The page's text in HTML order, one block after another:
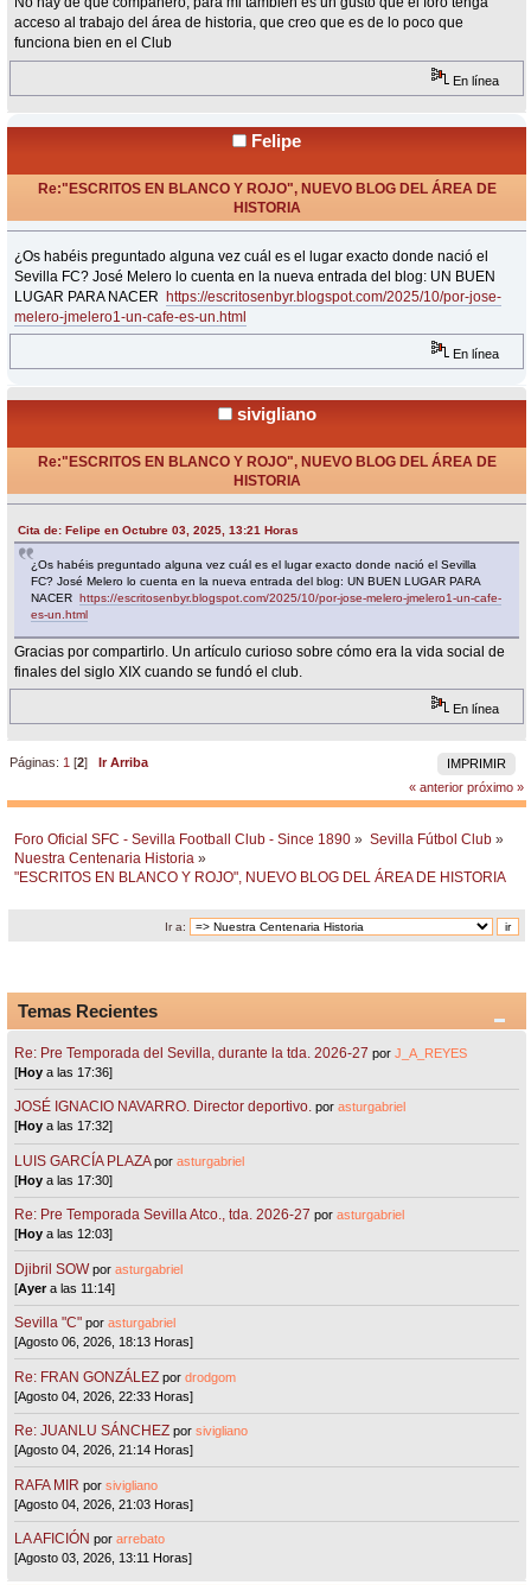
acceso al trabajo del área de historia, que creo que es de lo poco que
funciona bien en el Club
En línea
Felipe
Re:"ESCRITOS EN BLANCO Y ROJO", NUEVO BLOG DEL ÁREA DE
HISTORIA
¿Os habéis preguntado alguna vez cuál es el lugar exacto donde nació el
Sevilla FC? José Melero lo cuenta en la nueva entrada del blog: UN BUEN
LUGAR PARA NACERhttps://escritosenbyr.blogspot.com/2025/10/por-jose-
melero-jmelero1-un-cafe-es-un.html
En línea
sivigliano
Re:"ESCRITOS EN BLANCO Y ROJO", NUEVO BLOG DEL ÁREA DE
HISTORIA
Cita de: Felipe en Octubre 03, 2025, 13:21 Horas
¿Os habéis preguntado alguna vez cuál es el lugar exacto donde nació el Sevilla
FC? José Melero lo cuenta en la nueva entrada del blog: UN BUEN LUGAR PARA
NACERhttps://escritosenbyr.blogspot.com/2025/10/por-jose-melero-jmelero1-un-cafe-
es-un.html
Gracias por compartirlo. Un artículo curioso sobre cómo era la vida social de
finales del siglo XIX cuando se fundó el club.
En línea
IMPRIMIR
Páginas: 1 [2]Ir Arriba
« anterior próximo »
Foro Oficial SFC - Sevilla Football Club - Since 1890 » Sevilla Fútbol Club »
Nuestra Centenaria Historia »
"ESCRITOS EN BLANCO Y ROJO", NUEVO BLOG DEL ÁREA DE HISTORIA
Ir a:
Temas Recientes
Re: Pre Temporada del Sevilla, durante la tda. 2026-27 porJ_A_REYES
[Hoy a las 17:36]
JOSÉ IGNACIO NAVARRO. Director deportivo. porasturgabriel
[Hoy a las 17:32]
LUIS GARCÍA PLAZA porasturgabriel
[Hoy a las 17:30]
Re: Pre Temporada Sevilla Atco., tda. 2026-27 porasturgabriel
[Hoy a las 12:03]
Djibril SOW porasturgabriel
[Ayera las 11:14]
Sevilla "C"porasturgabriel
[Agosto 06, 2026, 18:13 Horas]
Re: FRAN GONZÁLEZ pordrodgom
[Agosto 04, 2026, 22:33 Horas]
Re: JUANLU SÁNCHEZ porsivigliano
[Agosto 04, 2026, 21:14 Horas]
RAFA MIR porsivigliano
[Agosto 04, 2026, 21:03 Horas]
LA AFICIÓN porarrebato
[Agosto 03, 2026, 13:11 Horas]